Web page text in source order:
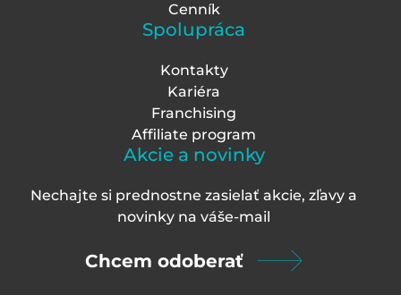
Cenník
Spolupráca
Kontakty
Kariéra
Franchising
Affiliate program
Akcie a novinky
Nechajte si prednostne zasielať akcie, zľavy a
novinky na váše-mail
Chcem odoberať